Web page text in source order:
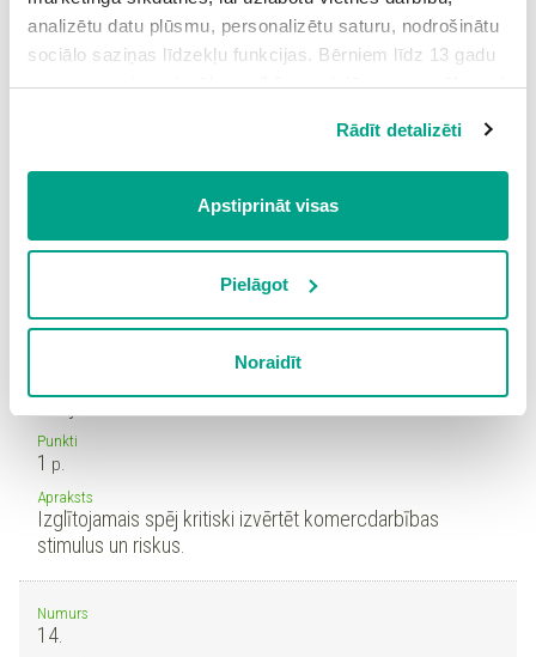
analizētu datu plūsmu, personalizētu saturu, nodrošinātu
sociālo saziņas līdzekļu funkcijas. Bērniem līdz 13 gadu
vecumam pirms izvēles veikšanas ir jāprasa vecāka vai
Spiežot uz pogas “Apstiprināt visas”, Jūs piekrītat visām
sīkdatnēm, kas atrodas šajā tīmekļa vietnē, ieskaitot
trešo pušu mārketinga sīkdatnes. Spiežot uz pogas
vietnē, izņemot “Nepieciešamās” sīkdatnes, kuru
izmantošanai nav nepieciešams iegūt lietotāja piekrišanu.
Spiežot uz pogas “Apstiprināt izvēlētās”, Jūs varat mainīt
sīkdatņu politikuun ir iespēja atsaukt savu
piekrišanu sadaļā “Sīkdatņu iestatījumi”.
Rādīt detalizēti
Apstiprināt visas
Pielāgot
Noraidīt
3 p.
Apraksts
Analizējot situācijas prot noteikt piemērotāko
komercdarbības formu. Zina, kāda katrā no
komercdarbības formām ir darba organizācija, materiālā
13.
Komercdarbības riski un stimuli
Tips
vidēja
Punkti
1 p.
Apraksts
Izglītojamais spēj kritiski izvērtēt komercdarbības
stimulus un riskus.
Numurs
14.